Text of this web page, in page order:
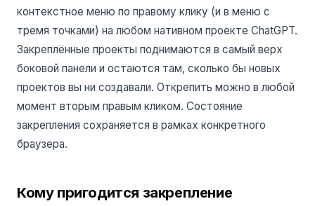
контекстное меню по правому клику (и в меню с
тремя точками) на любом нативном проекте ChatGPT.
Закреплённые проекты поднимаются в самый верх
боковой панели и остаются там, сколько бы новых
проектов вы ни создавали. Открепить можно в любой
момент вторым правым кликом. Состояние
закрепления сохраняется в рамках конкретного
браузера.
Кому пригодится закрепление